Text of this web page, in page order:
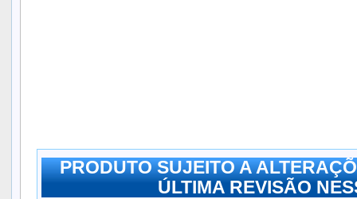
PRODUTO SUJEITO A
ÚLTIMA REVISÃO